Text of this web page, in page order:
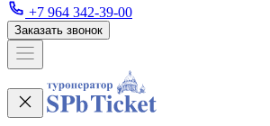
+7 964 342-39-00
Заказать звонок